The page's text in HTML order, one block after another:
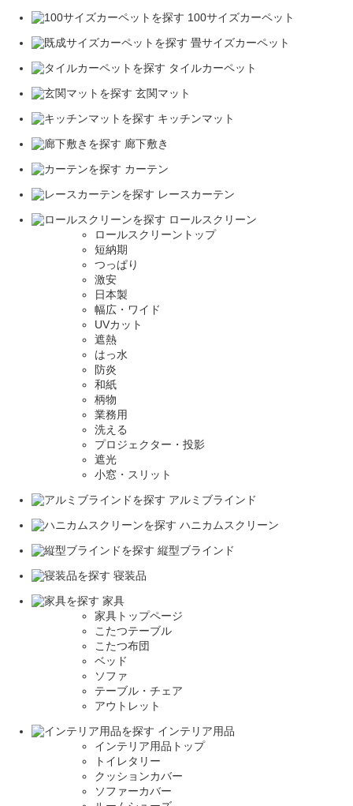
100サイズカーペット
畳サイズカーペット
タイルカーペット
玄関マット
キッチンマット
廊下敷き
カーテン
レースカーテン
ロールスクリーン
ロールスクリーントップ
短納期
つっぱり
激安
日本製
幅広・ワイド
UVカット
遮熱
はっ水
防炎
和紙
柄物
業務用
洗える
プロジェクター・投影
遮光
小窓・スリット
アルミブラインド
ハニカムスクリーン
縦型ブラインド
寝装品
家具
家具トップページ
こたつテーブル
こたつ布団
ベッド
ソファ
テーブル・チェア
アウトレット
インテリア用品
インテリア用品トップ
トイレタリー
クッションカバー
ソファーカバー